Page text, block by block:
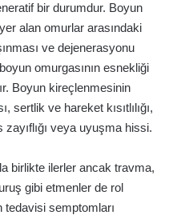
bir durumdur. Boyun
alan omurlar arasındaki
ve dejenerasyonu
omurgasının esnekliği
Boyun kireçlenmesinin
sertlik ve hareket kısıtlılığı,
zayıflığı veya uyuşma hissi.
birlikte ilerler ancak travma,
gibi etmenler de rol
semptomları